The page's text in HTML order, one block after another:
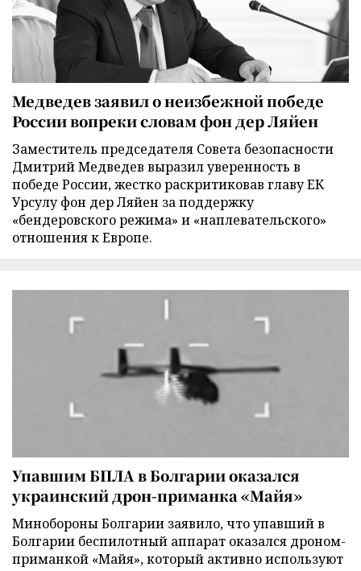
Медведев заявил о неизбежной победе
России вопреки словам фон дер Ляйен
Заместитель председателя Совета безопасности
Дмитрий Медведев выразил уверенность в
победе России, жестко раскритиковав главу ЕК
Урсулу фон дер Ляйен за поддержку
«бендеровского режима» и «наплевательского»
отношения к Европе.
Упавшим БПЛА в Болгарии оказался
украинский дрон-приманка «Майя»
Минобороны Болгарии заявило, что упавший в
Болгарии беспилотный аппарат оказался дроном-
приманкой «Майя», который активно используют